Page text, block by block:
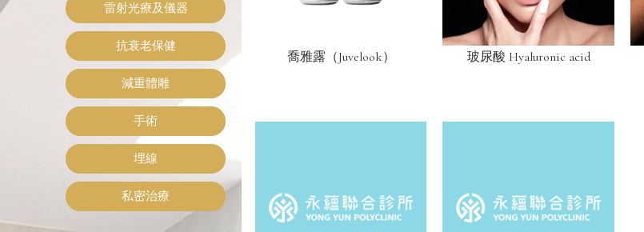
雷射光療及儀器
抗衰老保健
減重體雕
手術
埋線
私密治療
喬雅露（Juvelook） 玻尿酸 Hyaluronic acid